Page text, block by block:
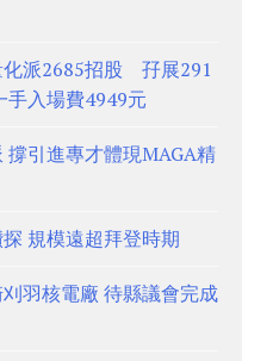
化派2685招股 孖展291
手入場費4949元
撐引進專才體現MAGA精
規模遠超拜登時期
羽核電廠 待縣議會完成